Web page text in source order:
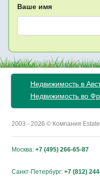
Ваше имя
Недвижимость в
Недвижимость во
2003 - 2026 © Компания
Москва: +7 (495) 266-65-87
Санкт-Петербург: +7 (812)